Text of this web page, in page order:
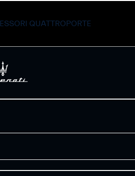
QUATTROPORTE